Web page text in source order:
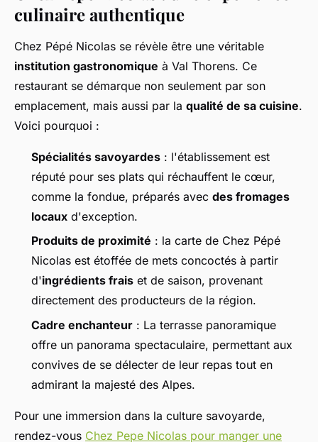
culinaire authentique
Chez Pépé Nicolas se révèle être une véritable
institution gastronomique à Val Thorens. Ce
restaurant se démarque non seulement par son
emplacement, mais aussi par la qualité de sa cuisine.
Voici pourquoi :
Spécialités savoyardes : l'établissement est
réputé pour ses plats qui réchauffent le cœur,
comme la fondue, préparés avec des fromages
locaux d'exception.
Produits de proximité : la carte de Chez Pépé
Nicolas est étoffée de mets concoctés à partir
d'ingrédients frais et de saison, provenant
directement des producteurs de la région.
Cadre enchanteur : La terrasse panoramique
offre un panorama spectaculaire, permettant aux
convives de se délecter de leur repas tout en
admirant la majesté des Alpes.
Pour une immersion dans la culture savoyarde,
rendez-vous Chez Pepe Nicolas pour manger une